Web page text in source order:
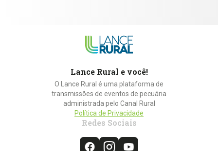
Lance Rural e você!
O Lance Rural é uma plataforma de
transmissões de eventos de pecuária
administrada pelo Canal Rural
Política de Privacidade
Redes Sociais